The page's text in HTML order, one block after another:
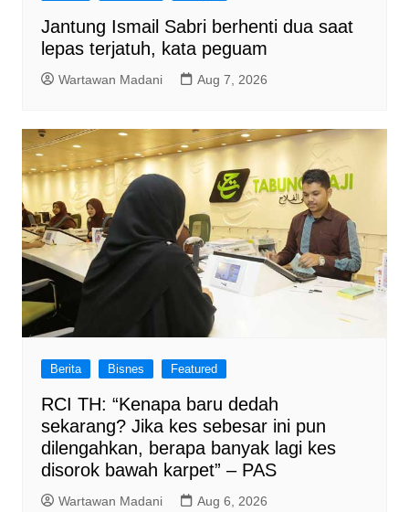
Jantung Ismail Sabri berhenti dua saat
lepas terjatuh, kata peguam
Wartawan Madani Aug 7, 2026
Berita Bisnes Featured
RCI TH: “Kenapa baru dedah
sekarang? Jika kes sebesar ini pun
dilengahkan, berapa banyak lagi kes
disorok bawah karpet” – PAS
Wartawan Madani Aug 6, 2026